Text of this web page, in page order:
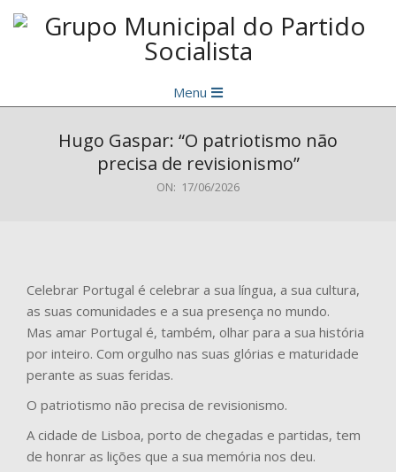
Skip
Municipal
Partido
Socialista
Navigation
Menu
Hugo Gaspar: “O patriotismo não
precisa de revisionismo”
ON: 17/06/2026
Celebrar Portugal é celebrar a sua língua, a sua cultura,
as suas comunidades e a sua presença no mundo.
Mas amar Portugal é, também, olhar para a sua história
por inteiro. Com orgulho nas suas glórias e maturidade
perante as suas feridas.
O patriotismo não precisa de revisionismo.
A cidade de Lisboa, porto de chegadas e partidas, tem
de honrar as lições que a sua memória nos deu.